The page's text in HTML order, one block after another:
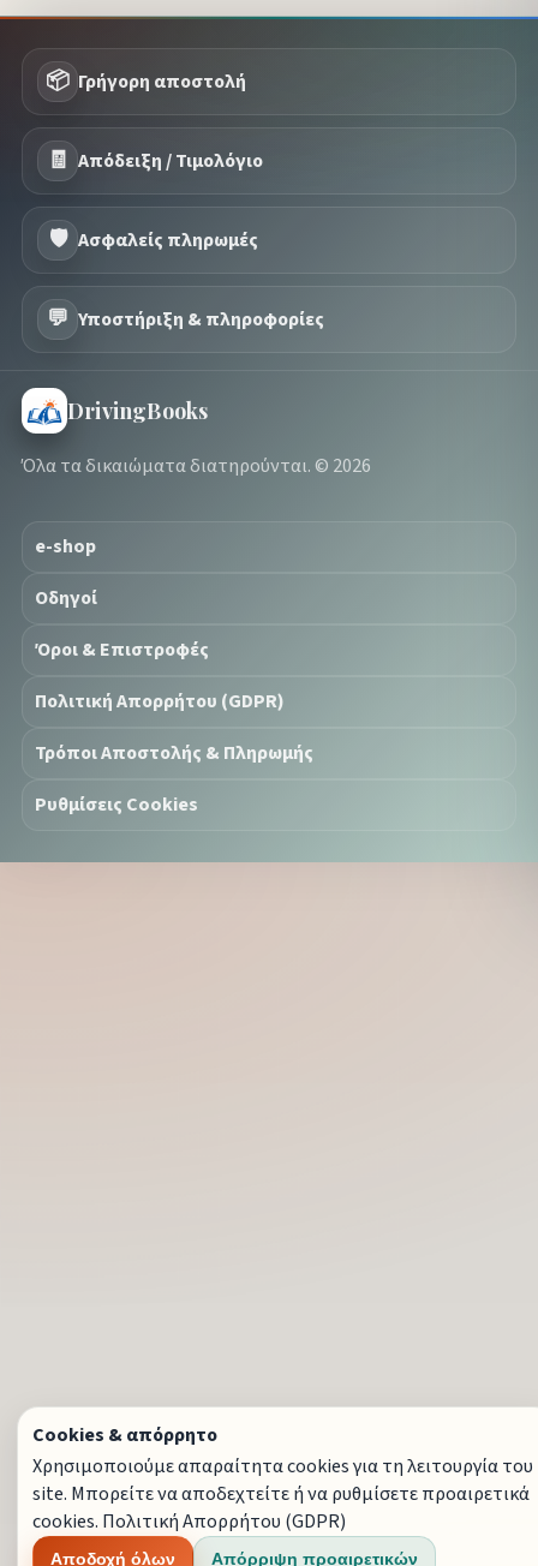
📦 Γρήγορη αποστολή
🧾 Απόδειξη / Τιμολόγιο
🛡️ Ασφαλείς πληρωμές
💬 Υποστήριξη & πληροφορίες
DrivingBooks
Όλα τα δικαιώματα διατηρούνται. © 2026
e-shop
Οδηγοί
Όροι & Επιστροφές
Πολιτική Απορρήτου (GDPR)
Τρόποι Αποστολής & Πληρωμής
Ρυθμίσεις Cookies
Cookies & απόρρητο
Χρησιμοποιούμε απαραίτητα cookies για τη λειτουργία του
site. Μπορείτε να αποδεχτείτε ή να ρυθμίσετε προαιρετικά
cookies. Πολιτική Απορρήτου (GDPR)
Αποδοχή όλων Απόρριψη προαιρετικών